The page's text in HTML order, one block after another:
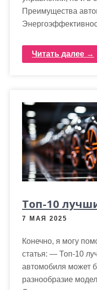
Преимущества
Читать далее →
Топ-10
7 МАЯ 2025
Конечно, я могу
статья: — Топ-10
автомобиля может
разнообразие